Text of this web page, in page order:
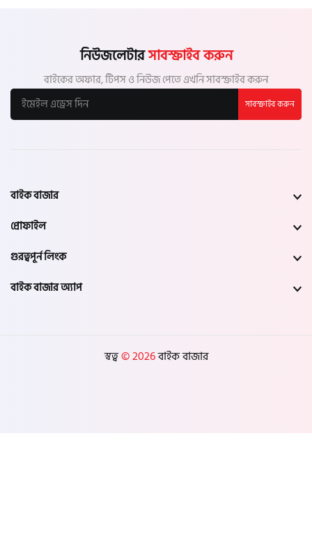
নিউজলেটারসাবস্ক্রাইব করুন
বাইকের অফার, টিপস ও নিউজ পেতে এখনি সাবস্ক্রাইব করুন
সাবস্ক্রাইব করুন
বাইক বাজার
প্রোফাইল
গুরত্বপূর্ন লিংক
বাইক বাজার অ্যাপ
স্বত্ব© 2026বাইক বাজার